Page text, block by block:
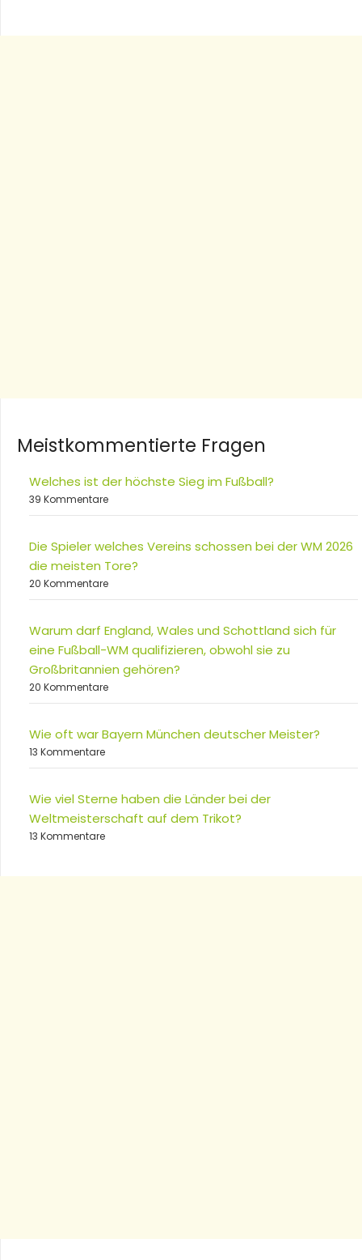
Meistkommentierte Fragen
Welches ist der höchste Sieg im Fußball?
39 Kommentare
Die Spieler welches Vereins schossen bei der WM 2026
die meisten Tore?
20 Kommentare
Warum darf England, Wales und Schottland sich für
eine Fußball-WM qualifizieren, obwohl sie zu
Großbritannien gehören?
20 Kommentare
Wie oft war Bayern München deutscher Meister?
13 Kommentare
Wie viel Sterne haben die Länder bei der
Weltmeisterschaft auf dem Trikot?
13 Kommentare